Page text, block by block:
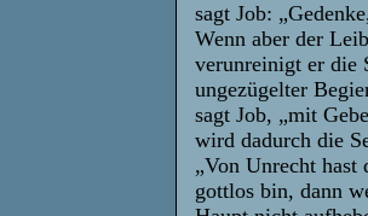
sagt Job:
Wenn aber der
verunreinigt er die
ungezügelter
sagt Job, „mit
wird dadurch die
„Von Unrecht
gottlos bin, dann